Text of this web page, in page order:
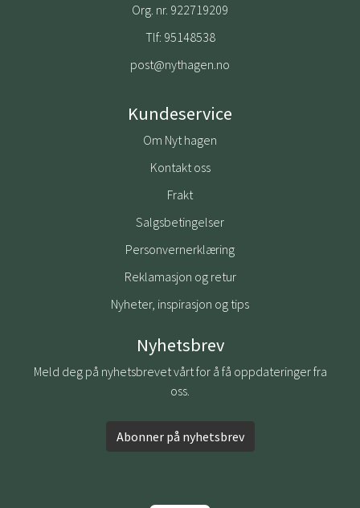
Org. nr. 922719209
Tlf: 95148538
post@nythagen.no
Kundeservice
Om Nyt hagen
Kontakt oss
Frakt
Salgsbetingelser
Personvernerklæring
Reklamasjon og retur
Nyheter, inspirasjon og tips
Nyhetsbrev
Meld deg på nyhetsbrevet vårt for å få oppdateringer fra
oss.
Abonner på nyhetsbrev